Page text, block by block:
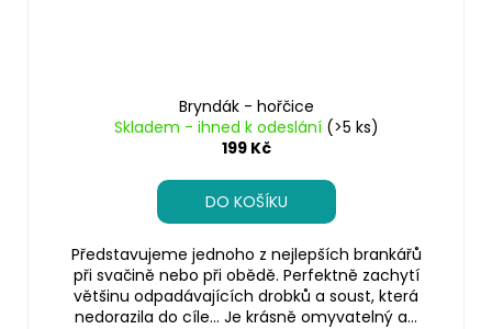
Bryndák - hořčice
Skladem - ihned k odeslání (>5 ks)
199 Kč
DO KOŠÍKU
Představujeme jednoho z nejlepších brankářů
při svačině nebo při obědě. Perfektně zachytí
většinu odpadávajících drobků a soust, která
nedorazila do cíle… Je krásně omyvatelný a...